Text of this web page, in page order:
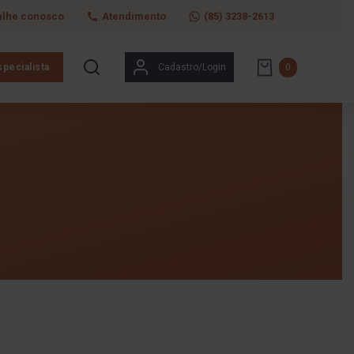
conosco Atendimento (85) 3238-2613
Cadastro/Login 0